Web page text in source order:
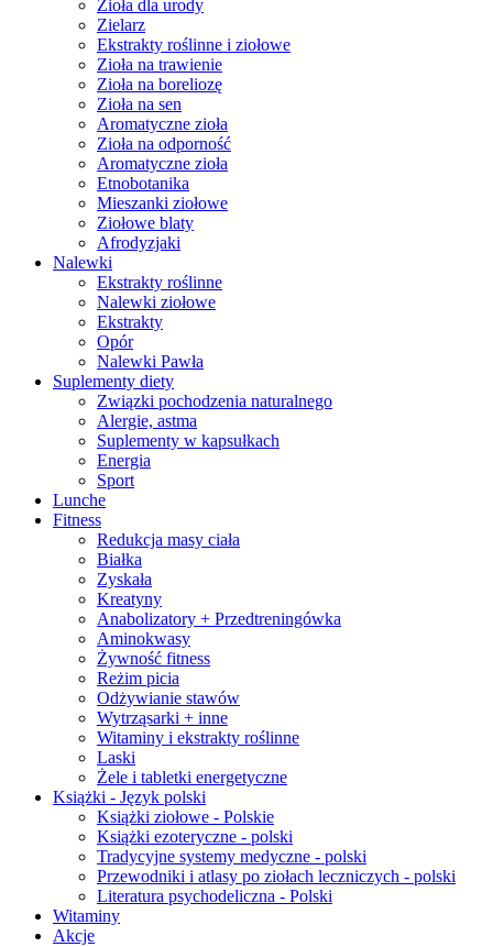
Zioła dla urody
Zielarz
Ekstrakty roślinne i ziołowe
Zioła na trawienie
Zioła na boreliozę
Zioła na sen
Aromatyczne zioła
Zioła na odporność
Aromatyczne zioła
Etnobotanika
Mieszanki ziołowe
Ziołowe blaty
Afrodyzjaki
Nalewki
Ekstrakty roślinne
Nalewki ziołowe
Ekstrakty
Opór
Nalewki Pawła
Suplementy diety
Związki pochodzenia naturalnego
Alergie, astma
Suplementy w kapsułkach
Energia
Sport
Lunche
Fitness
Redukcja masy ciała
Białka
Zyskała
Kreatyny
Anabolizatory + Przedtreningówka
Aminokwasy
Żywność fitness
Reżim picia
Odżywianie stawów
Wytrząsarki + inne
Witaminy i ekstrakty roślinne
Laski
Żele i tabletki energetyczne
Książki - Język polski
Książki ziołowe - Polskie
Książki ezoteryczne - polski
Tradycyjne systemy medyczne - polski
Przewodniki i atlasy po ziołach leczniczych - polski
Literatura psychodeliczna - Polski
Witaminy
Akcje